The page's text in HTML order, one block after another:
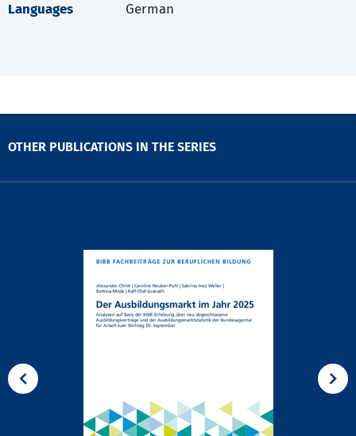
Languages
German
OTHER PUBLICATIONS IN THE SERIES